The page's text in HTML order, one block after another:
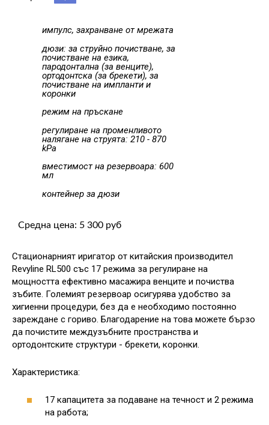
импулс, захранване от мрежата
дюзи: за струйно почистване, за
почистване на езика,
пародонтална (за венците),
ортодонтска (за брекети), за
почистване на импланти и
коронки
режим на пръскане
регулиране на променливото
налягане на струята: 210 - 870
kPa
вместимост на резервоара: 600
мл
контейнер за дюзи
Средна цена: 5 300 руб
Стационарният иригатор от китайския производител
Revyline RL500 със 17 режима за регулиране на
мощността ефективно масажира венците и почиства
зъбите. Големият резервоар осигурява удобство за
хигиенни процедури, без да е необходимо постоянно
зареждане с гориво. Благодарение на това можете бързо
да почистите междузъбните пространства и
ортодонтските структури - брекети, коронки.
Характеристика:
17 капацитета за подаване на течност и 2 режима
на работа;